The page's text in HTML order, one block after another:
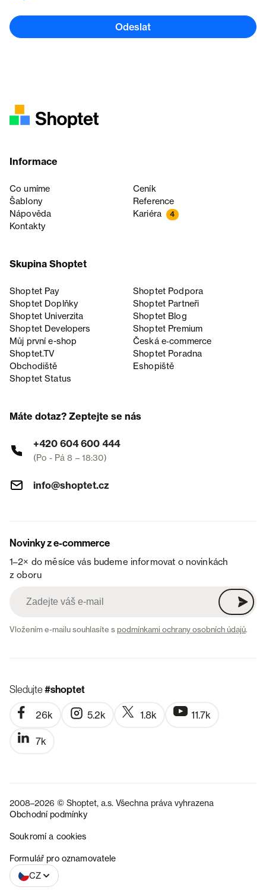
Odeslat
Informace
Co umíme
Ceník
Šablony
Reference
Nápověda
Kariéra 4
Kontakty
Skupina Shoptet
Shoptet Pay
Shoptet Podpora
Shoptet Doplňky
Shoptet Partneři
Shoptet Univerzita
Shoptet Blog
Shoptet Developers
Shoptet Premium
Můj první e-shop
Česká e‑commerce
Shoptet.TV
Shoptet Poradna
Obchodiště
Eshopiště
Shoptet Status
Máte dotaz? Zeptejte se nás
+420 604 600 444
(Po - Pá 8 – 18:30)
info@shoptet.cz
Novinky z e-commerce
1–2× do měsíce vás budeme informovat o novinkách
z oboru
Vložením e-mailu souhlasíte spodmínkami ochrany osobních údajů.
Sledujte#shoptet
26k 5.2k 1.8k 11.7k
7k
2008–2026 © Shoptet, a.s. Všechna práva vyhrazena
Obchodní podmínky
Soukromí a cookies
Formulář pro oznamovatele
CZ